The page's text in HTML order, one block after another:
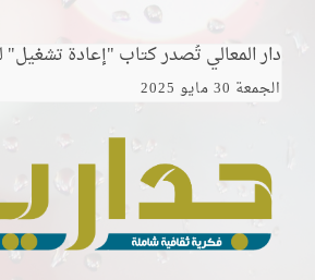
دار المعالي تُصدر كتاب "إعادة تشغيل"
الجمعة 30 مايو 2025